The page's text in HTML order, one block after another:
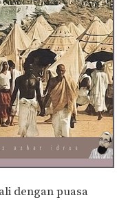
dengan puasa